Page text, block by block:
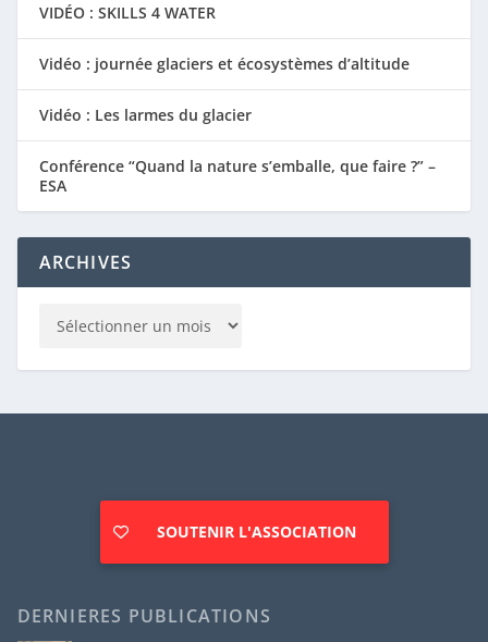
VIDÉO : SKILLS 4 WATER
Vidéo : journée glaciers et écosystèmes d’altitude
Vidéo : Les larmes du glacier
Conférence “Quand la nature s’emballe, que faire ?” –
ESA
ARCHIVES
SOUTENIR L'ASSOCIATION
DERNIERES PUBLICATIONS